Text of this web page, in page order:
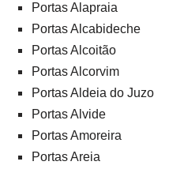
Portas Alapraia
Portas Alcabideche
Portas Alcoitão
Portas Alcorvim
Portas Aldeia do Juzo
Portas Alvide
Portas Amoreira
Portas Areia